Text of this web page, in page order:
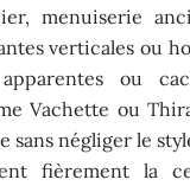
menuiserie
verticales ou
ou
Vachette ou
sans négliger le
fièrement la